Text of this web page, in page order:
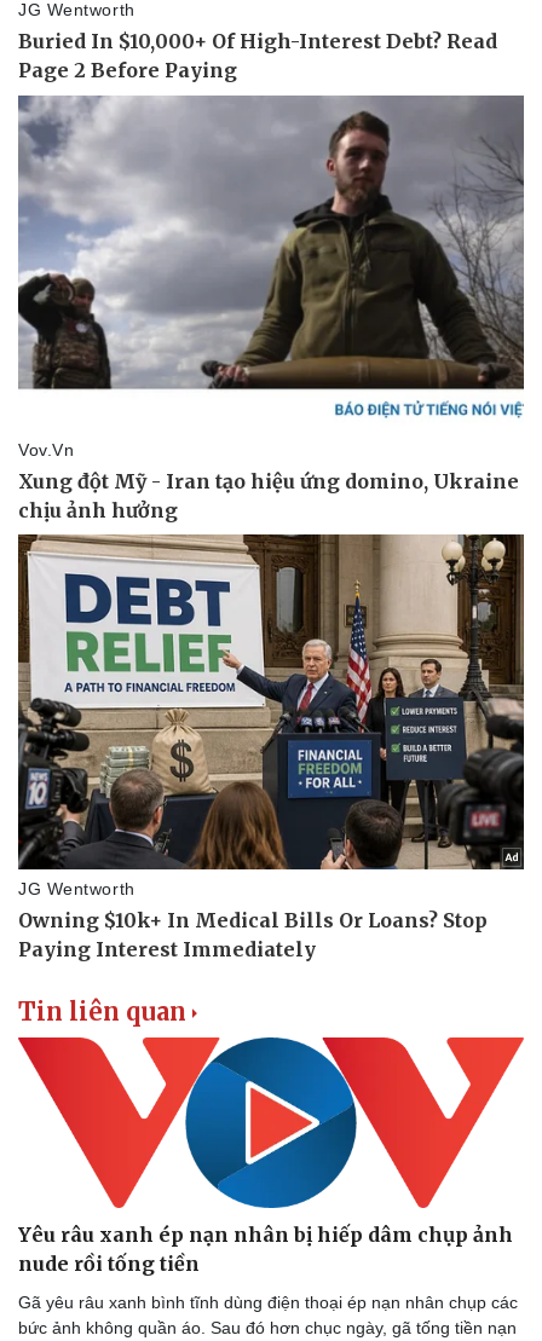
Pháp luật
Vụ án
Tin nóng
Tư vấn luật
Quân sự - Quốc phòng
Việt Nam
Phân tích
Tin liên quan
Yêu râu xanh ép nạn nhân bị hiếp dâm chụp ảnh
nude rồi tống tiền
Gã yêu râu xanh bình tĩnh dùng điện thoại ép nạn nhân chụp các
bức ảnh không quần áo. Sau đó hơn chục ngày, gã tống tiền nạn